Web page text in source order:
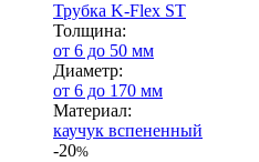
Трубка K-Flex ST
Тол­щи­на:
от 6 до 50 мм
Диаметр:
от 6 до 170 мм
Ма­­те­­ри­­ал:
каучук вспененный
-20%